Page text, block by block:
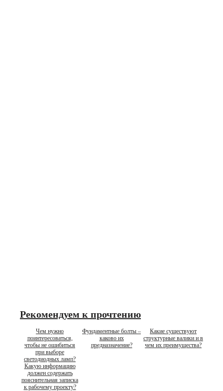
Рекомендуем к прочтению
Чем нужно
поинтересоваться,
чтобы не ошибиться
при выборе
светодиодных ламп?
Фундаментные болты –
каково их
предназначение?
Какие существуют
структурные валики и в
чем их преимущества?
Какую информацию
должен содержать
пояснительная записка
к рабочему проекту?